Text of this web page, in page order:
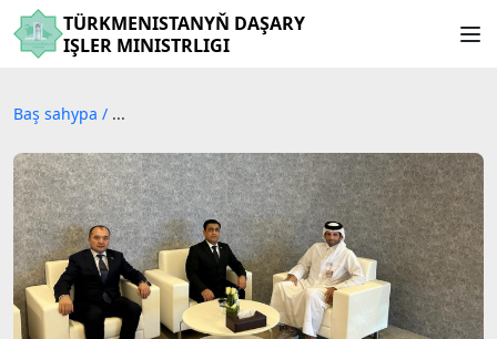
TÜRKMENISTANYŇ DAŞARY
IŞLER MINISTRLIGI
Baş sahypa / ...